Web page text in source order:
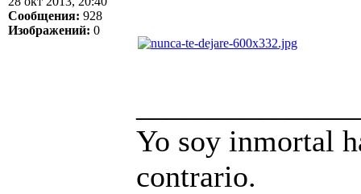
Сообщения: 928
Изображений: 0
Yo soy inmortal
contrario.